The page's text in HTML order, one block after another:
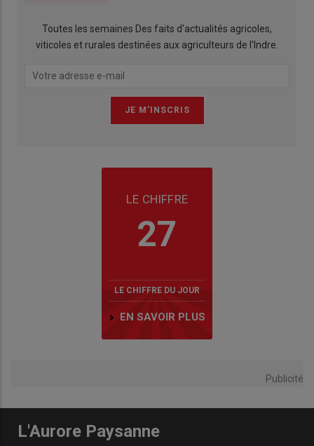
Toutes les semaines Des faits d'actualités agricoles,
viticoles et rurales destinées aux agriculteurs de l'Indre.
LE CHIFFRE
27
LE CHIFFRE DU JOUR
EN SAVOIR PLUS
Publicité
L'Aurore Paysanne